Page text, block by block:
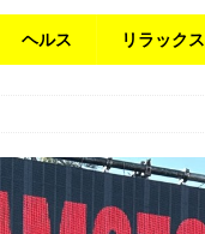
ヘルス リラックス